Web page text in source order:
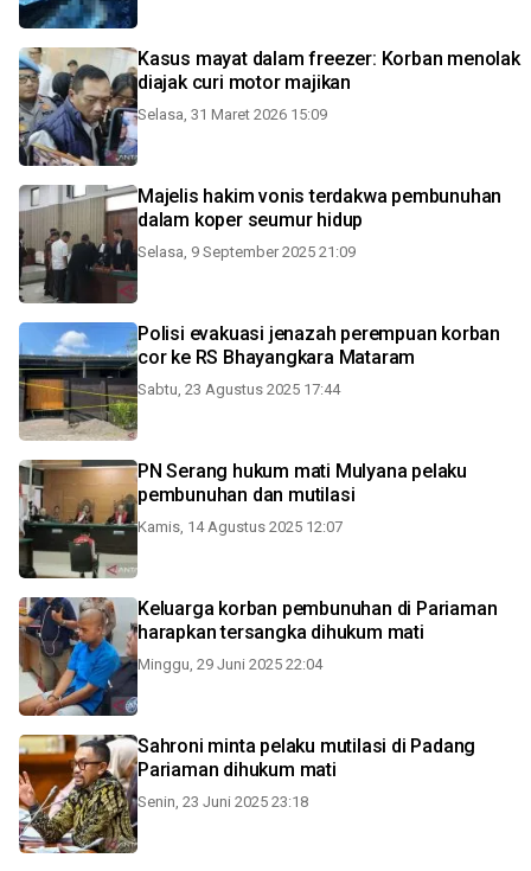
Kasus mayat dalam freezer: Korban menolak
diajak curi motor majikan
Selasa, 31 Maret 2026 15:09
Majelis hakim vonis terdakwa pembunuhan
dalam koper seumur hidup
Selasa, 9 September 2025 21:09
Polisi evakuasi jenazah perempuan korban
cor ke RS Bhayangkara Mataram
Sabtu, 23 Agustus 2025 17:44
PN Serang hukum mati Mulyana pelaku
pembunuhan dan mutilasi
Kamis, 14 Agustus 2025 12:07
Keluarga korban pembunuhan di Pariaman
harapkan tersangka dihukum mati
Minggu, 29 Juni 2025 22:04
Sahroni minta pelaku mutilasi di Padang
Pariaman dihukum mati
Senin, 23 Juni 2025 23:18